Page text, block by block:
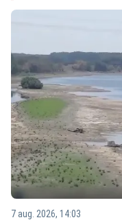
7 aug. 2026, 14:03